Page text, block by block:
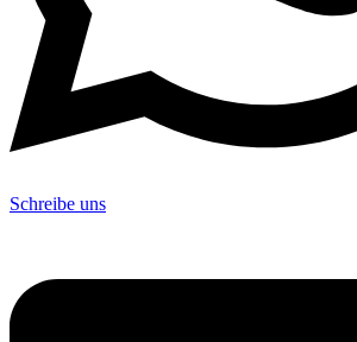
Schreibe uns